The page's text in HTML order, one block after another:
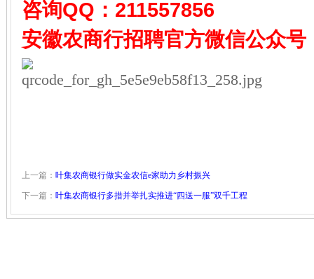
咨询QQ： 211557856
安徽农商行招聘官方微信公众号
上一篇： 叶集农商银行做实金农信e家助力乡村振兴
下一篇： 叶集农商银行多措并举扎实推进“四送一服”双千工程